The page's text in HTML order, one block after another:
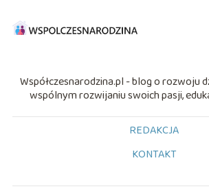
Współczesnarodzina.pl - blog o rozwoju
wspólnym rozwijaniu swoich pasji,
REDAKCJA
KONTAKT